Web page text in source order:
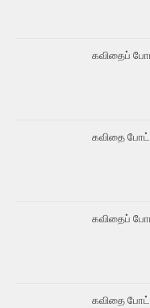
கவிதைப்
கவிதை
கவிதைப்
கவிதை